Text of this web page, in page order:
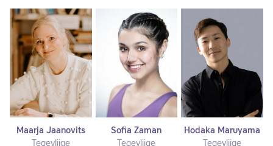
Maarja Jaanovits
Tegevliige
Sofia Zaman
Tegevliige
Hodaka Maruyama
Tegevliige